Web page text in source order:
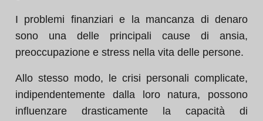
I problemi finanziari e la mancanza di denaro
sono una delle principali cause di ansia,
preoccupazione e stress nella vita delle persone.
Allo stesso modo, le crisi personali complicate,
indipendentemente dalla loro natura, possono
influenzare drasticamente la capacità di